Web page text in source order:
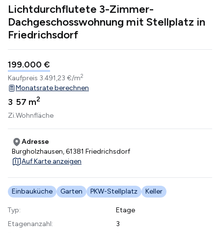
Lichtdurchflutete 3-Zimmer-
Dachgeschosswohnung mit Stellplatz in
Friedrichsdorf
199.000 €
Kaufpreis 3.491,23 €/m2
Monatsrate berechnen
3
Zi.
57 m2
Wohnfläche
Adresse
Burgholzhausen, 61381 Friedrichsdorf
Auf Karte anzeigen
Einbauküche Garten PKW-Stellplatz Keller
Typ:
Etage
Etagenanzahl:
3